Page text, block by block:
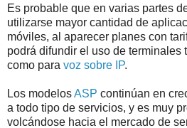
Es probable que en varias partes
utilizarse mayor cantidad de
móviles, al aparecer planes con
podrá difundir el uso de terminales
como para voz sobre IP.
Los modelosASP continúan en
a todo tipo de servicios, y es muy
volcándose hacia el mercado de